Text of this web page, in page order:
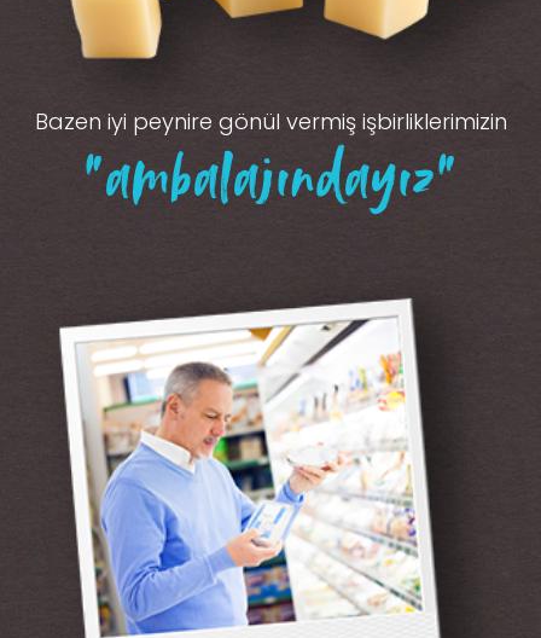
Bazen iyi peynire gönül vermiş işbirliklerimizin
“ambalajındayız”